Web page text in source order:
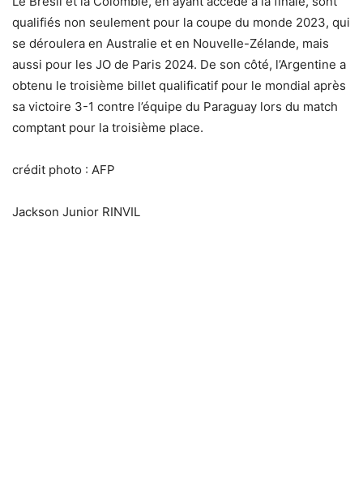
qualifiés non seulement pour la coupe du monde 2023, qui
se déroulera en Australie et en Nouvelle-Zélande, mais
aussi pour les JO de Paris 2024. De son côté, l’Argentine a
obtenu le troisième billet qualificatif pour le mondial après
sa victoire 3-1 contre l’équipe du Paraguay lors du match
comptant pour la troisième place.
crédit photo : AFP
Jackson Junior RINVIL